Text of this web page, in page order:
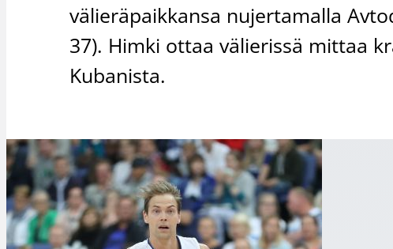
välieräpaikkansa nujertamalla
37). Himki ottaa välierissä mittaa
Kubanista.